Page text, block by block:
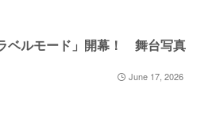
ベルモード」開幕！ 舞台写真
June 17, 2026